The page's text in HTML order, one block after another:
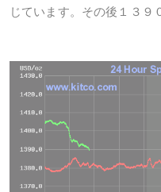
じています。その後１３９